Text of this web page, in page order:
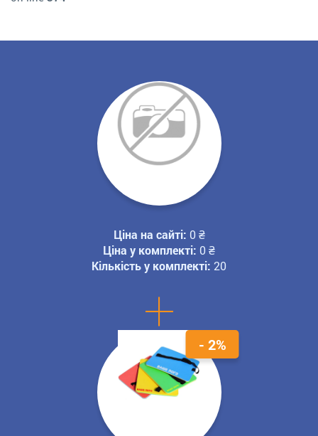
+
Ціна на сайті: 0 ₴
Ціна у комплекті: 0 ₴
Кількість у комплекті: 20
- 2%